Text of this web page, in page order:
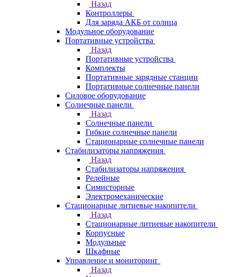
Назад
Контроллеры
Для заряда АКБ от солнца
Модульное оборудование
Портативные устройства
Назад
Портативные устройства
Комплекты
Портативные зарядные станции
Портативные солнечные панели
Силовое оборудование
Солнечные панели
Назад
Солнечные панели
Гибкие солнечные панели
Стационарные солнечные панели
Стабилизаторы напряжения
Назад
Стабилизаторы напряжения
Релейные
Симисторные
Электромеханические
Стационарные литиевые накопители
Назад
Стационарные литиевые накопители
Корпусные
Модульные
Шкафные
Управление и мониторинг
Назад